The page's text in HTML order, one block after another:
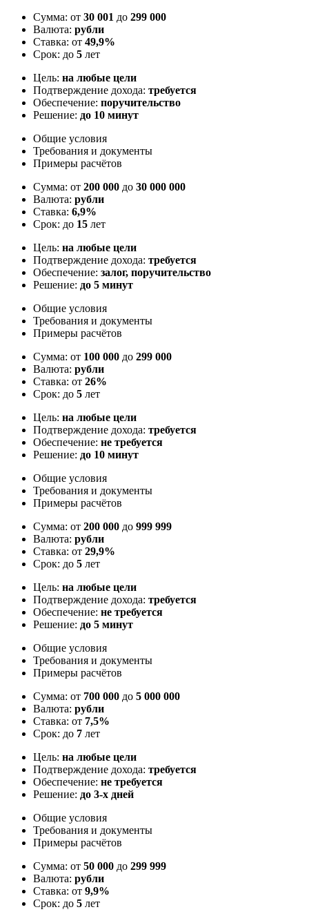
Сумма: от 30 001 до 299 000
Валюта: рубли
Ставка: от 49,9%
Срок: до 5 лет
Цель: на любые цели
Подтверждение дохода: требуется
Обеспечение: поручительство
Решение: до 10 минут
Общие условия
Требования и документы
Примеры расчётов
Сумма: от 200 000 до 30 000 000
Валюта: рубли
Ставка: 6,9%
Срок: до 15 лет
Цель: на любые цели
Подтверждение дохода: требуется
Обеспечение: залог, поручительство
Решение: до 5 минут
Общие условия
Требования и документы
Примеры расчётов
Сумма: от 100 000 до 299 000
Валюта: рубли
Ставка: от 26%
Срок: до 5 лет
Цель: на любые цели
Подтверждение дохода: требуется
Обеспечение: не требуется
Решение: до 10 минут
Общие условия
Требования и документы
Примеры расчётов
Сумма: от 200 000 до 999 999
Валюта: рубли
Ставка: от 29,9%
Срок: до 5 лет
Цель: на любые цели
Подтверждение дохода: требуется
Обеспечение: не требуется
Решение: до 5 минут
Общие условия
Требования и документы
Примеры расчётов
Сумма: от 700 000 до 5 000 000
Валюта: рубли
Ставка: от 7,5%
Срок: до 7 лет
Цель: на любые цели
Подтверждение дохода: требуется
Обеспечение: не требуется
Решение: до 3-х дней
Общие условия
Требования и документы
Примеры расчётов
Сумма: от 50 000 до 299 999
Валюта: рубли
Ставка: от 9,9%
Срок: до 5 лет